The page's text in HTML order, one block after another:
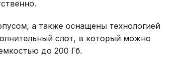
а также оснащены технологией
слот, в который можно
до 200 Гб.